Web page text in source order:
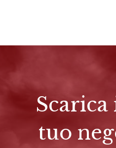
tuo